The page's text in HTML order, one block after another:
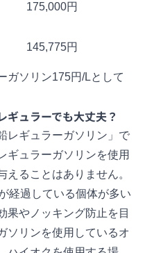
175,000円
145,775円
ガソリン175円/Lとして
ギュラーでも大丈夫？
レギュラーガソリン」で
ギュラーガソリンを使用
えることはありません。
経過している個体が多い
果やノッキング防止を目
ソリンを使用しているオ